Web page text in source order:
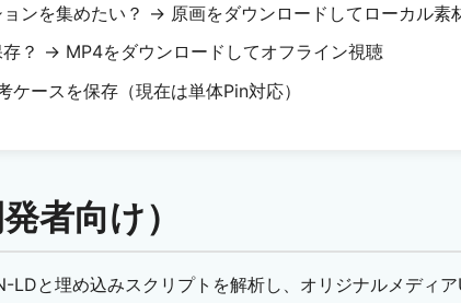
ンを集めたい？ → 原画をダウンロードしてローカル素
？ → MP4をダウンロードしてオフライン視聴
ースを保存（現在は単体Pin対応）
者向け）
LDと埋め込みスクリプトを解析し、オリジナルメディ